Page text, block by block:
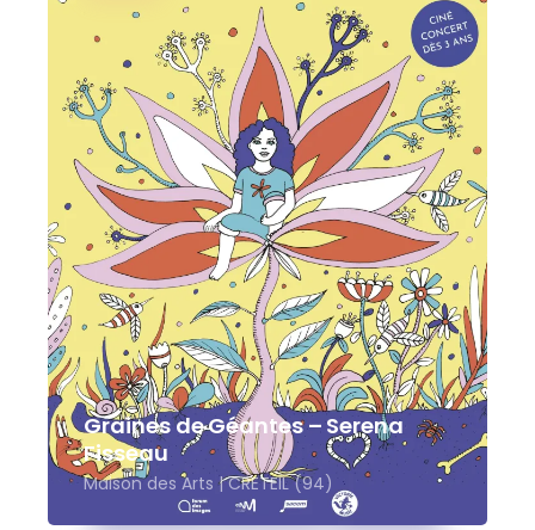
Graines de Géantes – Serena
Fisseau
Maison des Arts | CRETEIL (94)